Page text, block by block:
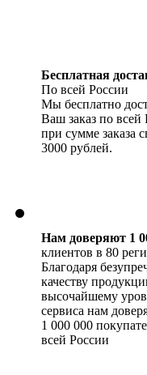
Бесплатная
По всей России
Мы бесплатно
Ваш заказ по всей
при сумме заказа
3000 рублей.
Нам доверяют 1
клиентов в 80
Благодаря
качеству
высочайшему
сервиса нам
1 000 000
всей России